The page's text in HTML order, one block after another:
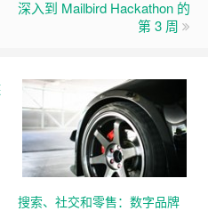
深入到 Mailbird Hackathon 的
第 3 周
搜索、社交和零售：数字品牌